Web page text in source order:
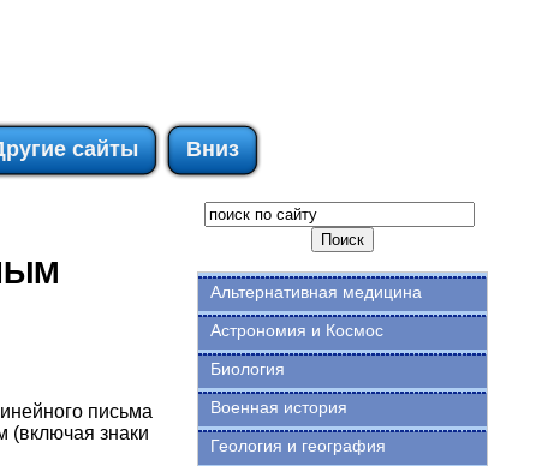
сайты Вниз
письма
(включая знаки
Альтернативная медицина
Астрономия и Космос
Биология
Военная история
Геология и география